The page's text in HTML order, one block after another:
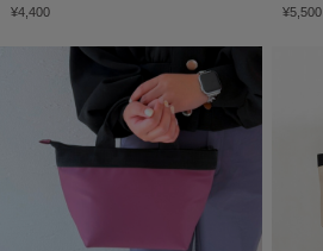
¥4,400
¥5,500